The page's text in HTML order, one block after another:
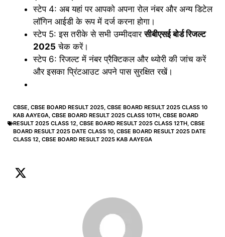
स्टेप 4: अब यहां पर आपको अपना रोल नंबर और अन्य डिटेल
लॉगिन आईडी के रूप में दर्ज करना होगा।
स्टेप 5: इस तरीके से सभी उम्मीदवारसीबीएसई बोर्ड रिजल्ट
2025 चेक करें।
स्टेप 6: रिजल्ट में नंबर प्रैक्टिकल और थ्योरी की जांच करें
और इसका प्रिंटआउट अपने पास सुरक्षित रखें।
CBSE, CBSE BOARD RESULT 2025, CBSE BOARD RESULT 2025 CLASS 10
KAB AAYEGA, CBSE BOARD RESULT 2025 CLASS 10TH, CBSE BOARD
RESULT 2025 CLASS 12, CBSE BOARD RESULT 2025 CLASS 12TH, CBSE
BOARD RESULT 2025 DATE CLASS 10, CBSE BOARD RESULT 2025 DATE
CLASS 12, CBSE BOARD RESULT 2025 KAB AAYEGA